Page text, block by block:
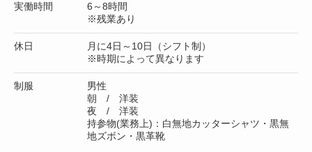
実働時間
6～8時間
※残業あり
休日
月に4日～10日（シフト制）
※時期によって異なります
制服
男性
朝 / 洋装
夜 / 洋装
持参物(業務上)：白無地カッターシャツ・黒無
地ズボン・黒革靴